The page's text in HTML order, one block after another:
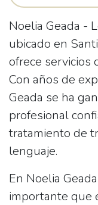
Noelia Geada -
ubicado en
ofrece servicios
Con años de
Geada se ha
profesional
tratamiento de
lenguaje.
En Noelia
importante que